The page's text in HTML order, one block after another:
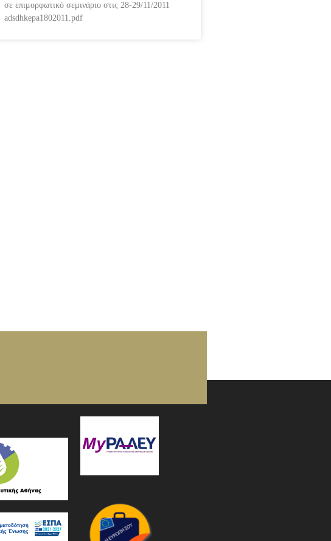
σε επιμορφωτικό σεμινάριο στις 28-29/11/2011
adsdhkepa1802011.pdf